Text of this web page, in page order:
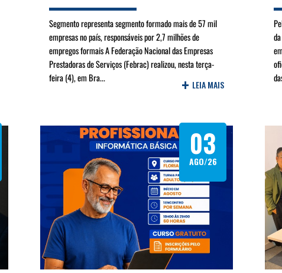
Segmento representa segmento formado mais de 57 mil
empresas no país, responsáveis por 2,7 milhões de
empregos formais A Federação Nacional das Empresas
Prestadoras de Serviços (Febrac) realizou, nesta terça-
feira (4), em Bra...
+ LEIA MAIS
03
AGO/26